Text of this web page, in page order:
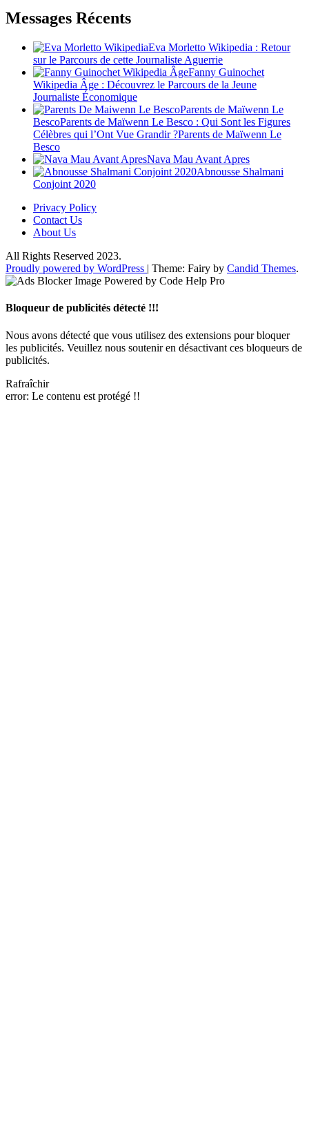
Messages Récents
Eva Morletto Wikipedia : Retour
sur le Parcours de cette Journaliste Aguerrie
Fanny Guinochet
Wikipedia Âge : Découvrez le Parcours de la Jeune
Journaliste Économique
Parents de Maïwenn Le
BescoParents de Maïwenn Le Besco : Qui Sont les Figures
Célèbres qui l’Ont Vue Grandir ?Parents de Maïwenn Le
Besco
Nava Mau Avant Apres
Abnousse Shalmani
Conjoint 2020
Privacy Policy
Contact Us
About Us
All Rights Reserved 2023.
Proudly powered by WordPress | Theme: Fairy by Candid Themes.
Bloqueur de publicités détecté !!!
Nous avons détecté que vous utilisez des extensions pour bloquer
les publicités. Veuillez nous soutenir en désactivant ces bloqueurs de
publicités.
Rafraîchir
error: Le contenu est protégé !!